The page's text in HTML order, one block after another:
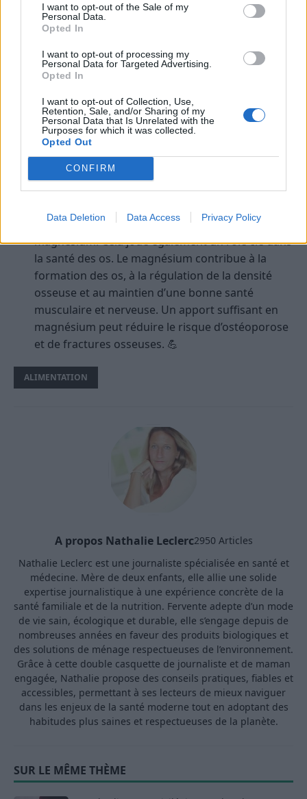
I want to opt-out of the Sale of my
Personal Data.
Opted In
I want to opt-out of processing my
Personal Data for Targeted Advertising.
Opted In
I want to opt-out of Collection, Use,
Retention, Sale, and/or Sharing of my
Personal Data that Is Unrelated with the
Purposes for which it was collected.
Opted Out
CONFIRM
Data Deletion Data Access Privacy Policy
adulte. 🦴
Phosphore : Les amandes sont également riches
en phosphore, un autre minéral essentiel pour la
santé des os et des dents. Le phosphore aide à la
formation de l’hydroxyapatite, le principal
composant minéral des os et des dents, et joue
un rôle important dans la régulation de l’équilibre
acido-basique de l’organisme. Consommer des
amandes régulièrement contribue à assurer un
apport adéquat en phosphore pour maintenir
les amandes sont une excellente source de
magnésium. Cela joue également un rôle clé dans
la santé des os. Le magnésium contribue à la
formation des os, à la régulation de la densité
osseuse et au maintien d’une bonne santé
musculaire et nerveuse. Un apport suffisant en
magnésium peut réduire le risque d’ostéoporose
et de fractures osseuses. 💪
ALIMENTATION
A propos Nathalie Leclerc2950 Articles
Nathalie Leclerc est une journaliste spécialisée en santé et
médecine. Mère de deux enfants, elle allie une solide
expertise journalistique à une expérience concrète de la
santé familiale et de la nutrition. Fervente adepte d’un mode
de vie sain, écologique et durable, elle s’engage depuis de
nombreuses années en faveur des produits biologiques et
des solutions de ménage respectueuses de l’environnement.
Grâce à cette double casquette de journaliste et de maman
engagée, Nathalie propose des conseils pratiques, fiables et
accessibles, permettant à ses lecteurs de mieux naviguer
dans les enjeux de la santé moderne tout en adoptant des
habitudes plus saines et respectueuses de la planète.
SUR LE MÊME THÈME